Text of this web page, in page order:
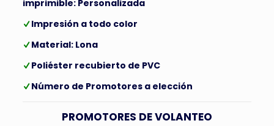
imprimible: Personalizada
Impresión a todo color
Material: Lona
Poliéster recubierto de PVC
Número de Promotores a elección
PROMOTORES DE VOLANTEO